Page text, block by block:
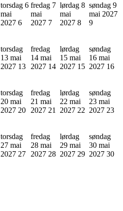
torsdag 6
mai
2027 6
fredag 7
mai
2027 7
lørdag 8
mai
2027 8
søndag 9
mai 2027
9
torsdag
13 mai
2027 13
fredag
14 mai
2027 14
lørdag
15 mai
2027 15
søndag
16 mai
2027 16
torsdag
20 mai
2027 20
fredag
21 mai
2027 21
lørdag
22 mai
2027 22
søndag
23 mai
2027 23
torsdag
27 mai
2027 27
fredag
28 mai
2027 28
lørdag
29 mai
2027 29
søndag
30 mai
2027 30